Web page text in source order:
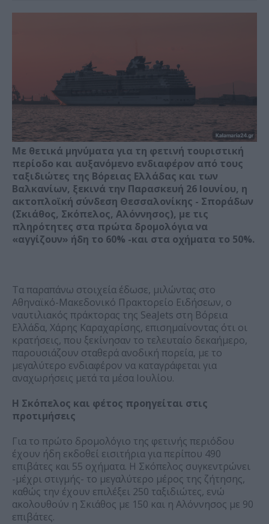
Με θετικά μηνύματα για τη φετινή τουριστική
περίοδο και αυξανόμενο ενδιαφέρον από τους
ταξιδιώτες της Βόρειας Ελλάδας και των
Βαλκανίων, ξεκινά την Παρασκευή 26 Ιουνίου, η
ακτοπλοϊκή σύνδεση Θεσσαλονίκης - Σποράδων
(Σκιάθος, Σκόπελος, Αλόννησος), με τις
πληρότητες στα πρώτα δρομολόγια να
«αγγίζουν» ήδη το 60% -και στα οχήματα το 50%.
Τα παραπάνω στοιχεία έδωσε, μιλώντας στο
Αθηναϊκό-Μακεδονικό Πρακτορείο Ειδήσεων, ο
ναυτιλιακός πράκτορας της SeaJets στη Βόρεια
Ελλάδα, Χάρης Καραχαρίσης, επισημαίνοντας ότι οι
κρατήσεις, που ξεκίνησαν το τελευταίο δεκαήμερο,
παρουσιάζουν σταθερά ανοδική πορεία, με το
μεγαλύτερο ενδιαφέρον να καταγράφεται για
αναχωρήσεις μετά τα μέσα Ιουλίου.
Η Σκόπελος και φέτος προηγείται στις
προτιμήσεις
Για το πρώτο δρομολόγιο της φετινής περιόδου
έχουν ήδη εκδοθεί εισιτήρια για περίπου 490
επιβάτες και 55 οχήματα. Η Σκόπελος συγκεντρώνει
-μέχρι στιγμής- το μεγαλύτερο μέρος της ζήτησης,
καθώς την έχουν επιλέξει 250 ταξιδιώτες, ενώ
ακολουθούν η Σκιάθος με 150 και η Αλόννησος με 90
επιβάτες.